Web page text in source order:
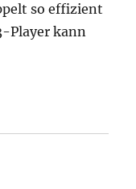
so effizient
Player kann